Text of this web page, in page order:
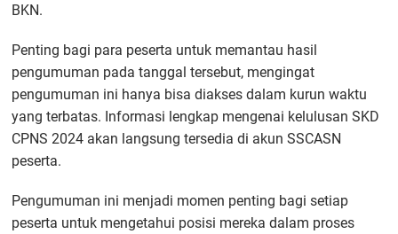
BKN.
Penting bagi para peserta untuk memantau hasil
pengumuman pada tanggal tersebut, mengingat
pengumuman ini hanya bisa diakses dalam kurun waktu
yang terbatas. Informasi lengkap mengenai kelulusan SKD
CPNS 2024 akan langsung tersedia di akun SSCASN
peserta.
Pengumuman ini menjadi momen penting bagi setiap
peserta untuk mengetahui posisi mereka dalam proses